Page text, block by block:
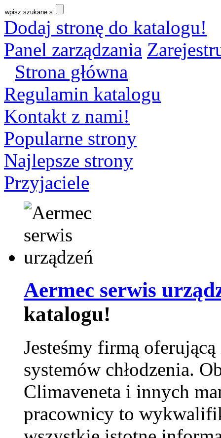
Dodaj stronę do katalogu!
Panel zarządzania
Strona główna
Regulamin katalogu
Kontakt z nami!
Popularne strony
Najlepsze strony
Przyjaciele
Aermec serwis
katalogu!
Jesteśmy firmą
systemów chłodzenia.
Climaveneta i innych
pracownicy to